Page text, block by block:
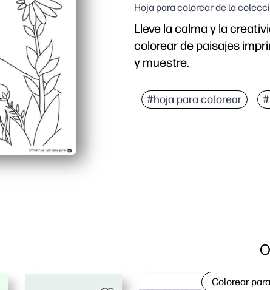
Hoja para colorear de la
Lleve la calma y la
colorear de paisajes
y muestre.
actividad sin
#hoja para colorear
Colorear